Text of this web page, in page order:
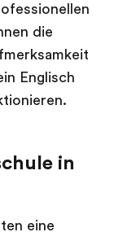
die
Englisch
in
eine